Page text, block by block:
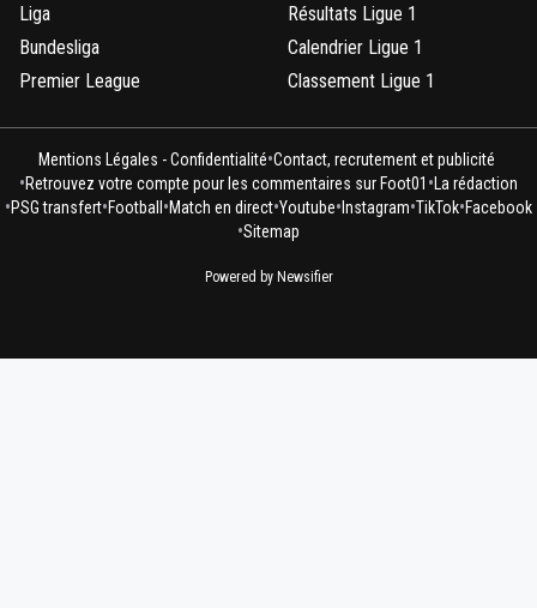
Liga
Bundesliga
Premier League
Résultats Ligue 1
Calendrier Ligue 1
Classement Ligue 1
Mentions Légales - Confidentialité•Contact, recrutement et publicité
•Retrouvez votre compte pour les commentaires sur Foot01 • La rédaction
•PSG transfert•Football •Match en direct•Youtube• Instagram•TikTok•Facebook
•Sitemap
Powered by Newsifier